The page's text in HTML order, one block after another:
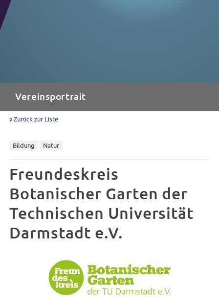
Vereinsportrait
« Zurück zur Liste
Bildung Natur
Freundeskreis
Botanischer Garten der
Technischen Universität
Darmstadt e.V.